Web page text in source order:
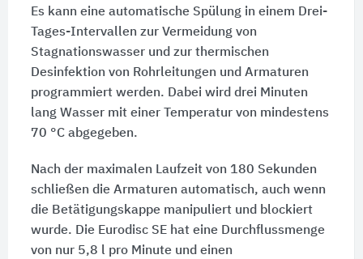
Es kann eine automatische Spülung in einem Drei-
Tages-Intervallen zur Vermeidung von
Stagnationswasser und zur thermischen
Desinfektion von Rohrleitungen und Armaturen
programmiert werden. Dabei wird drei Minuten
lang Wasser mit einer Temperatur von mindestens
70 °C abgegeben.
Nach der maximalen Laufzeit von 180 Sekunden
schließen die Armaturen automatisch, auch wenn
die Betätigungskappe manipuliert und blockiert
wurde. Die Eurodisc SE hat eine Durchflussmenge
von nur 5,8 l pro Minute und einen